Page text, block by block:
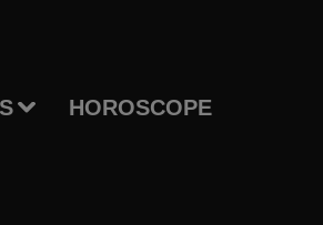
HOROSCOPE